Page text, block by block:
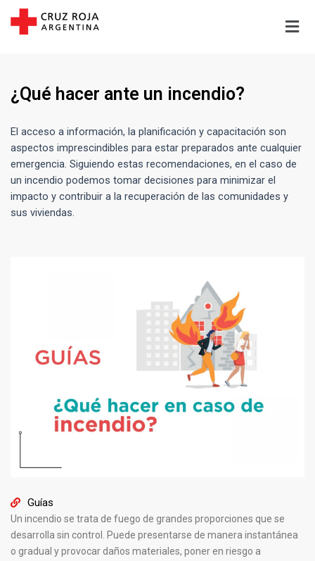
¿Qué hacer ante un incendio?
El acceso a información, la planificación y capacitación son
aspectos imprescindibles para estar preparados ante cualquier
emergencia. Siguiendo estas recomendaciones, en el caso de
un incendio podemos tomar decisiones para minimizar el
impacto y contribuir a la recuperación de las comunidades y
sus viviendas.
Guías
Un incendio se trata de fuego de grandes proporciones que se
desarrolla sin control. Puede presentarse de manera instantánea
o gradual y provocar daños materiales, poner en riesgo a